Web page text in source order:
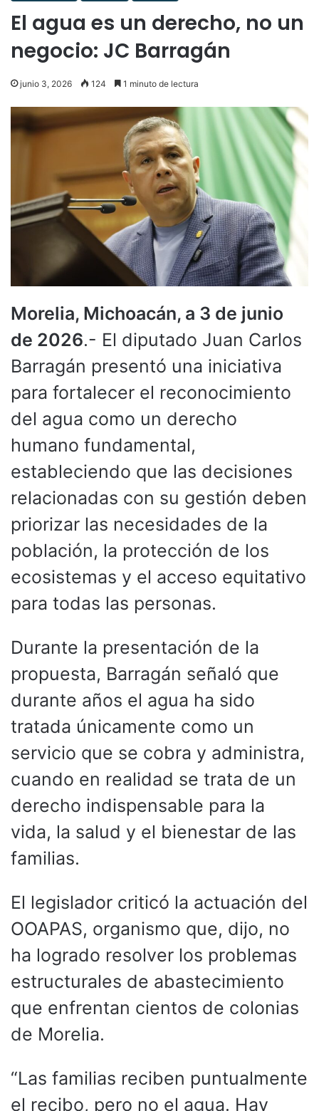
El agua es un derecho, no un
negocio: JC Barragán
junio 3, 2026 124 1 minuto de lectura
Morelia, Michoacán, a 3 de junio
de 2026.- El diputado Juan Carlos
Barragán presentó una iniciativa
para fortalecer el reconocimiento
del agua como un derecho
humano fundamental,
estableciendo que las decisiones
relacionadas con su gestión deben
priorizar las necesidades de la
población, la protección de los
ecosistemas y el acceso equitativo
para todas las personas.
Durante la presentación de la
propuesta, Barragán señaló que
durante años el agua ha sido
tratada únicamente como un
servicio que se cobra y administra,
cuando en realidad se trata de un
derecho indispensable para la
vida, la salud y el bienestar de las
familias.
El legislador criticó la actuación del
OOAPAS, organismo que, dijo, no
ha logrado resolver los problemas
estructurales de abastecimiento
que enfrentan cientos de colonias
de Morelia.
“Las familias reciben puntualmente
el recibo, pero no el agua. Hay